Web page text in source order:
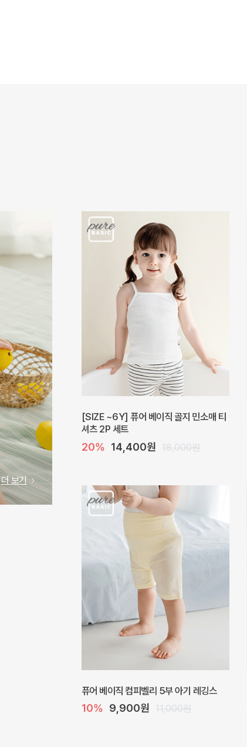
더 보기
[SIZE ~6Y] 퓨어 베이직 골지 민소매 티
셔츠 2P 세트
20% 14,400원 18,000원
퓨어 베이직 컴피벨리 5부 아기 레깅스
10% 9,900원 11,000원